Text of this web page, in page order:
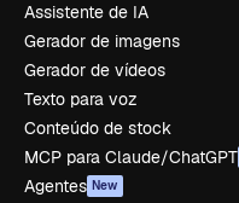
Assistente de IA
Gerador de imagens
Gerador de vídeos
Texto para voz
Conteúdo de stock
MCP para Claude/ChatGPT
Agentes New